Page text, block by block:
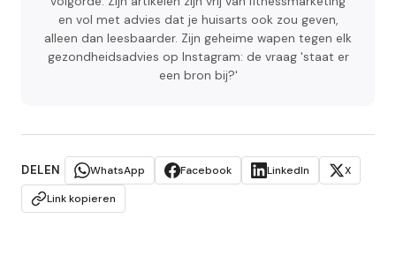
en vol met advies dat je huisarts ook zou geven,
alleen dan leesbaarder. Zijn geheime wapen tegen elk
gezondheidsadvies op Instagram: de vraag 'staat er
een bron bij?'
DELEN WhatsApp Facebook LinkedIn
X
Link kopieren